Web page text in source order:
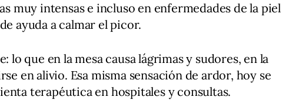
muy intensas e incluso en enfermedades de la piel
ayuda a calmar el picor.
lo que en la mesa causa lágrimas y sudores, en la
en alivio. Esa misma sensación de ardor, hoy se
terapéutica en hospitales y consultas.